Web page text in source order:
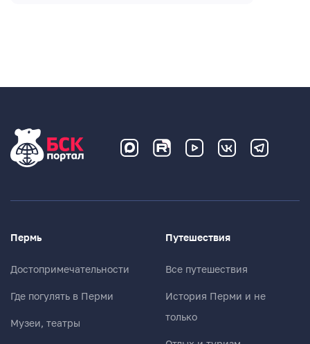
Пермь
Достопримечательности
Где погулять в Перми
Музеи, театры
Путешествия
Все путешествия
История Перми и не
только